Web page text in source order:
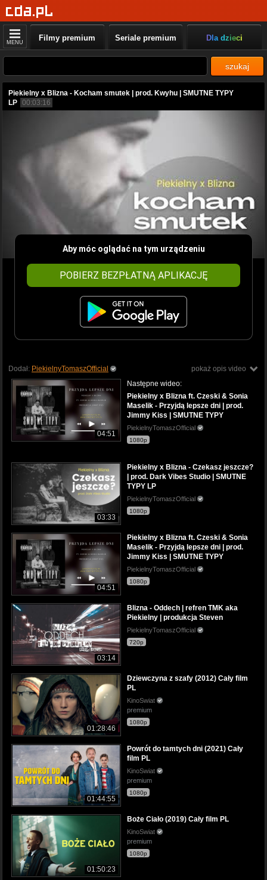
MENU Filmy premium Seriale premium Dla dzieci
szukaj
Piekielny x Blizna - Kocham smutek | prod. Kwyhu | SMUTNE TYPY
LP 00:03:16
Aby móc oglądać na tym urządzeniu
POBIERZ BEZPŁATNĄ APLIKACJĘ
pokaż opis video
Dodał: PiekielnyTomaszOfficial
04:51
Następne wideo:
Piekielny x Blizna ft. Czeski & Sonia
Maselik - Przyjdą lepsze dni | prod.
Jimmy Kiss | SMUTNE TYPY
PiekielnyTomaszOfficial
1080p
03:33
Piekielny x Blizna - Czekasz jeszcze?
| prod. Dark Vibes Studio | SMUTNE
TYPY LP
PiekielnyTomaszOfficial
1080p
04:51
Piekielny x Blizna ft. Czeski & Sonia
Maselik - Przyjdą lepsze dni | prod.
Jimmy Kiss | SMUTNE TYPY
PiekielnyTomaszOfficial
1080p
03:14
Blizna - Oddech | refren TMK aka
Piekielny | produkcja Steven
PiekielnyTomaszOfficial
720p
01:28:46
Dziewczyna z szafy (2012) Cały film
PL
KinoSwiat
premium
1080p
01:44:55
Powrót do tamtych dni (2021) Cały
film PL
KinoSwiat
premium
1080p
01:50:23
Boże Ciało (2019) Cały film PL
KinoSwiat
premium
1080p